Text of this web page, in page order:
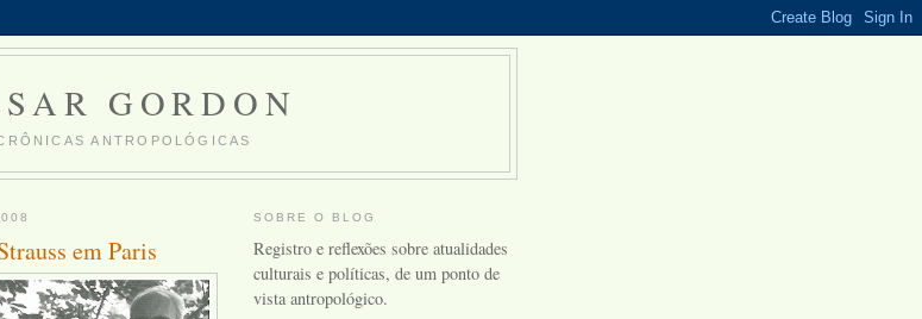
GORDON
ANTROPOLÓGICAS
em Paris
SOBRE O BLOG
Registro e reflexões sobre atualidades
culturais e políticas, de um ponto de
vista antropológico.